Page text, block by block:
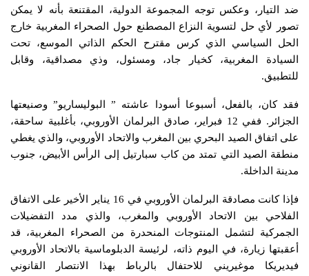
ضد التيار، وعكس توجه المجموعة الدولية، المقتنعة بأنه لا يمكن
تصور لأي حل لتسوية النزاع المصطنع حول الصحراء المغربية خارج
الحل السياسي الذي كرس مقترح الحكم الذاتي الموسع، تحت
السيادة المغربية، كخيار جاد، ومسئول، وذي مصداقية، وقابل
للتطبيق.
فقد كان، بالفعل، أسبوعا أسودا عاشته ” البوليساريو” وصنيعتها
الجزائر. ففي 12 فبراير، صادق البرلمان الأوروبي، بأغلبية ساحقة،
على اتفاق الصيد البحري بين المغرب والاتحاد الأوروبي، والذي يغطي
منطقة الصيد التي تمتد من كاب سبارتيل إلى الرأس الأبيض، جنوب
مدينة الداخلة.
فإذا كانت مصادقة البرلمان الأوروبي في 16 يناير الأخير على الاتفاق
الفلاحي بين الاتحاد الأوروبي والمغرب، والذي مدد التفضيلات
الجمركية لتشمل المنتوجات المنحدرة من الصحراء المغربية، قد
أعقبتها زيارة، في اليوم ذاته، لرئيسة الدبلوماسية بالاتحاد الأوروبي
فيديريكا موغيريني للاحتفال بالرباط بهذا الانتصار القانوني